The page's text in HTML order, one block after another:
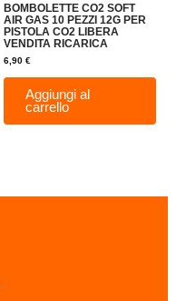
BOMBOLETTE CO2 SOFT
AIR GAS 10 PEZZI 12G PER
PISTOLA CO2 LIBERA
VENDITA RICARICA
6,90€
Aggiungi al
carrello